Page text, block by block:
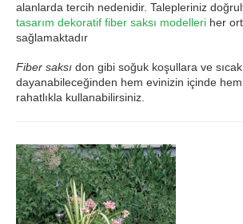
alanlarda tercih nedenidir. Talepleriniz
tasarım dekoratif fiber saksı modelleri her
sağlamaktadır
Fiber saksı don gibi soğuk koşullara ve
dayanabileceğinden hem evinizin içinde hem
rahatlıkla kullanabilirsiniz.